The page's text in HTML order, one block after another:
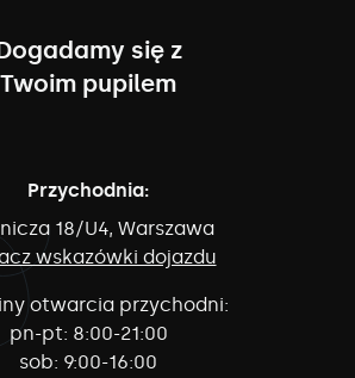
się z
Twoim pupilem
Przychodnia:
18/U4, Warszawa
wskazówki dojazdu
otwarcia przychodni:
pn-pt: 8:00-21:00
sob: 9:00-16:00